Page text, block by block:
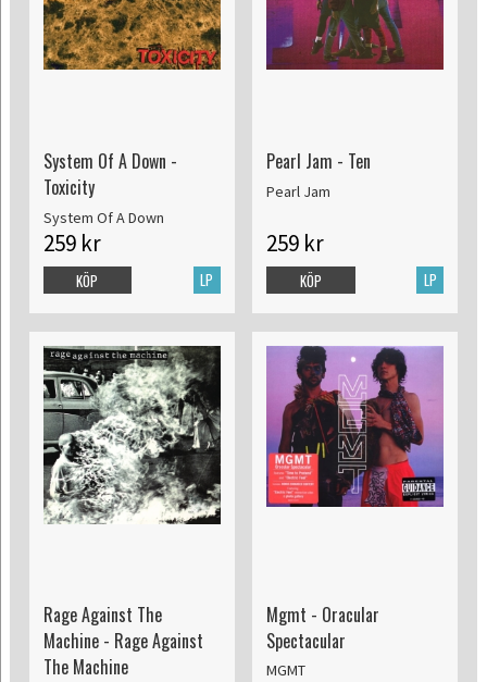
System Of A Down -
Toxicity
System Of A Down
259 kr
LP
KÖP
Pearl Jam - Ten
Pearl Jam
259 kr
LP
KÖP
Rage Against The
Machine - Rage Against
The Machine
Mgmt - Oracular
Spectacular
MGMT